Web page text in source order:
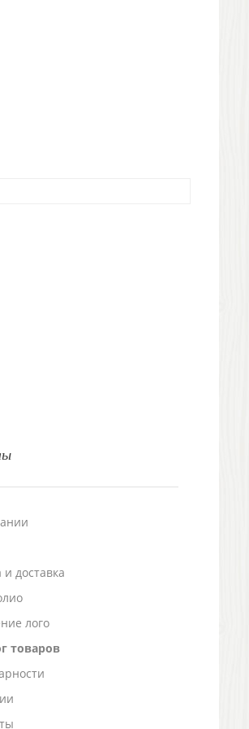
доставка
лого
товаров